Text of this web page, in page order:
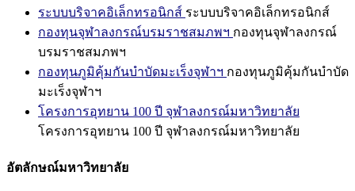
ระบบบริจาคอิเล็กทรอนิกส์ ระบบบริจาคอิเล็กทรอนิกส์
กองทุนจุฬาลงกรณ์บรมราชสมภพฯ กองทุนจุฬาลงกรณ์
บรมราชสมภพฯ
กองทุนภูมิคุ้มกันบำบัดมะเร็งจุฬาฯ กองทุนภูมิคุ้มกันบำบัด
มะเร็งจุฬาฯ
โครงการอุทยาน 100 ปี จุฬาลงกรณ์มหาวิทยาลัย
โครงการอุทยาน 100 ปี จุฬาลงกรณ์มหาวิทยาลัย
อัตลักษณ์มหาวิทยาลัย